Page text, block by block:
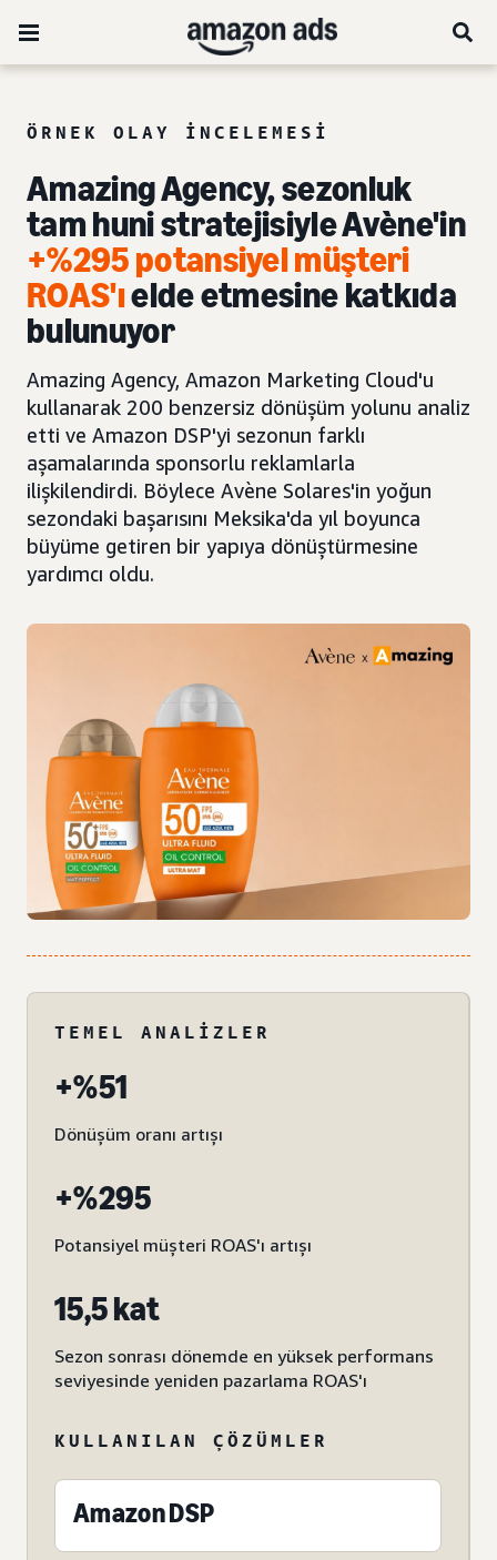
ÖRNEK OLAY INCELEMESI
Amazing Agency, sezonluk
tam huni stratejisiyle Avène'in
+%295 potansiyel müşteri
ROAS'ıelde etmesine katkıda
bulunuyor
Amazing Agency, Amazon Marketing Cloud'u
kullanarak 200 benzersiz dönüşüm yolunu analiz
etti ve Amazon DSP'yi sezonun farklı
aşamalarında sponsorlu reklamlarla
ilişkilendirdi. Böylece Avène Solares'in yoğun
sezondaki başarısını Meksika'da yıl boyunca
büyüme getiren bir yapıya dönüştürmesine
yardımcı oldu.
TEMEL ANALIZLER
+%51
Dönüşüm oranı artışı
+%295
Potansiyel müşteri ROAS'ı artışı
15,5 kat
Sezon sonrası dönemde en yüksek performans
seviyesinde yeniden pazarlama ROAS'ı
KULLANILAN ÇÖZÜMLER
Amazon DSP